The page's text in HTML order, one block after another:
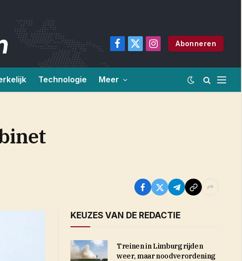
Facebook
X
Instagram
Abonneren
Technologie Meer
KEUZES VAN DE REDACTIE
Treinen in Limburg rijden
weer, maar noodverordening